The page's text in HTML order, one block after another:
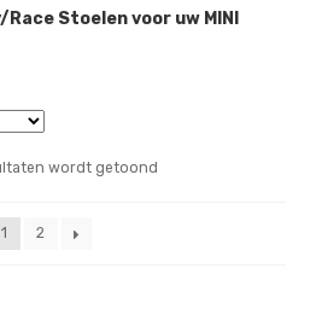
Stoelen voor uw MINI
wordt getoondGesorteerd
1
2